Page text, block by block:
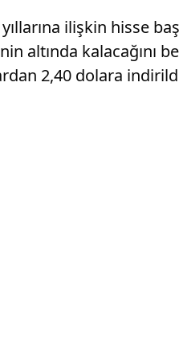
yıllarına ilişkin hisse
altında kalacağını
2,40 dolara